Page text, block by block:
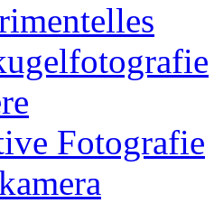
Fotografie